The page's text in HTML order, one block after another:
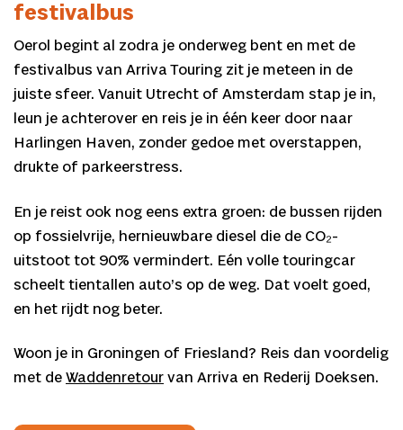
festivalbus
Oerol begint al zodra je onderweg bent en met de
festivalbus van Arriva Touring zit je meteen in de
juiste sfeer. Vanuit Utrecht of Amsterdam stap je in,
leun je achterover en reis je in één keer door naar
Harlingen Haven, zonder gedoe met overstappen,
drukte of parkeerstress.
En je reist ook nog eens extra groen: de bussen rijden
op fossielvrije, hernieuwbare diesel die de CO₂-
uitstoot tot 90% vermindert. Eén volle touringcar
scheelt tientallen auto’s op de weg. Dat voelt goed,
en het rijdt nog beter.
Woon je in Groningen of Friesland? Reis dan voordelig
met de Waddenretour van Arriva en Rederij Doeksen.